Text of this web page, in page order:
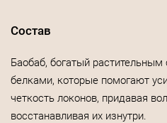
Состав
Баобаб, богатый
белками, которые помогают
четкость локонов, придавая
восстанавливая их изнутри.